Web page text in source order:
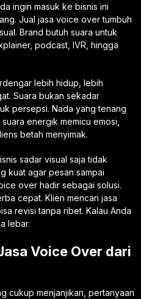
ingin masuk ke bisnis ini
Jual jasa voice over tumbuh
Brand butuh suara untuk
podcast, IVR, hingga
lebih hidup, lebih
Suara bukan sekadar
persepsi. Nada yang tenang
energik memicu emosi,
betah menyimak.
sadar visual saja tidak
kuat agar pesan sampai
over hadir sebagai solusi.
cepat. Klien mencari jasa
revisi tanpa ribet. Kalau Anda
lebar.
Voice Over dari
cukup menjanjikan, pertanyaan